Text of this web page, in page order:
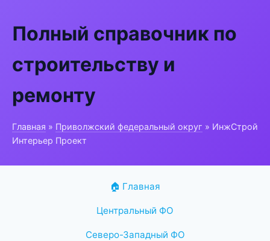
Полный справочник по
строительству и
ремонту
Главная » Приволжский федеральный округ » ИнжСтрой
Интерьер Проект
🏠 Главная
Центральный ФО
Северо-Западный ФО